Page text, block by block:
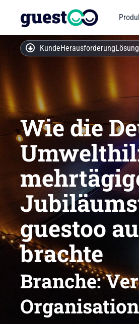
KundeHerausforderungLösung
Wie die
guestoo
brachte
Branche: